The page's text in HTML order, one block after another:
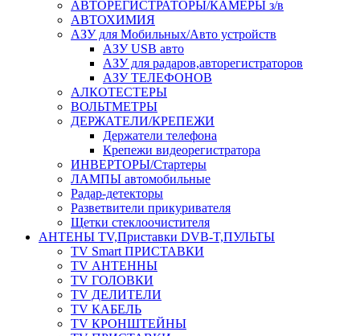
АВТОРЕГИСТРАТОРЫ/КАМЕРЫ з/в
АВТОХИМИЯ
АЗУ для Мобильных/Авто устройств
АЗУ USB авто
АЗУ для радаров,авторегистраторов
АЗУ ТЕЛЕФОНОВ
АЛКОТЕСТЕРЫ
ВОЛЬТМЕТРЫ
ДЕРЖАТЕЛИ/КРЕПЕЖИ
Держатели телефона
Крепежи видеорегистратора
ИНВЕРТОРЫ/Стартеры
ЛАМПЫ автомобильные
Радар-детекторы
Разветвители прикуривателя
Щетки стеклоочистителя
АНТЕНЫ ТV,Приставки DVB-T,ПУЛЬТЫ
TV Smart ПРИСТАВКИ
TV АНТЕННЫ
TV ГОЛОВКИ
TV ДЕЛИТЕЛИ
TV КАБЕЛЬ
TV КРОНШТЕЙНЫ